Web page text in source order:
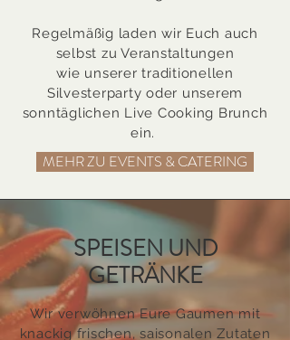
Regelmäßig laden wir Euch auch
selbst zu Veranstaltungen
wie unserer traditionellen
Silvesterparty oder unserem
sonntäglichen Live Cooking Brunch
ein.
MEHR ZU EVENTS & CATERING
SPEISEN UND
GETRÄNKE
Wir verwöhnen Eure Gaumen mit
knackig frischen, saisonalen Zutaten